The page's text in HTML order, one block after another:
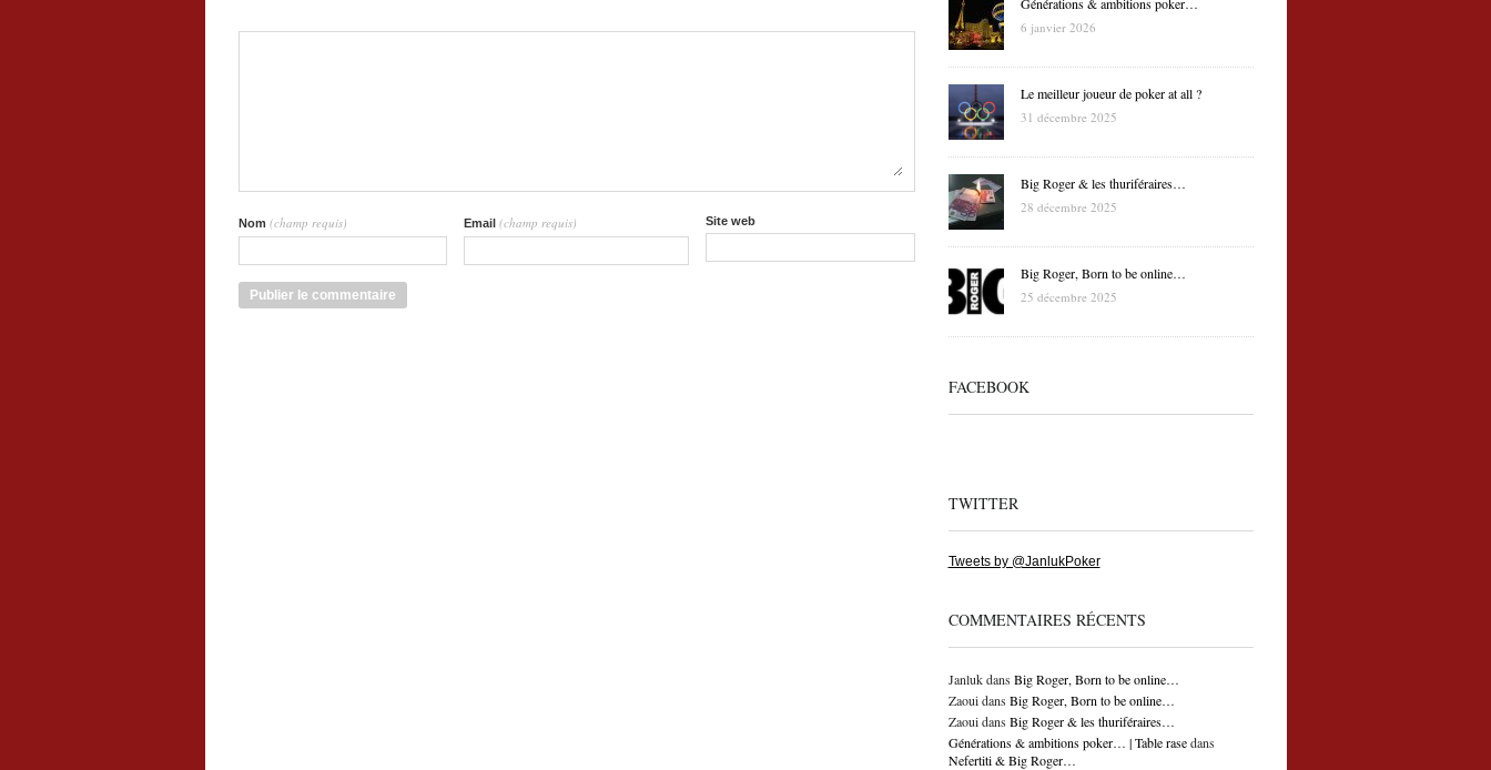
Nom (champ requis) Email (champ requis) Site web
6 janvier 2026
Le meilleur joueur de poker at all ?
31 décembre 2025
Big Roger & les thuriféraires…
28 décembre 2025
Big Roger, Born to be online…
25 décembre 2025
FACEBOOK
TWITTER
Tweets by @JanlukPoker
COMMENTAIRES RÉCENTS
Janlukdans Big Roger, Born to be online…
Zaouidans Big Roger, Born to be online…
Zaouidans Big Roger & les thuriféraires…
Générations & ambitions poker… | Table rasedans
Nefertiti & Big Roger…